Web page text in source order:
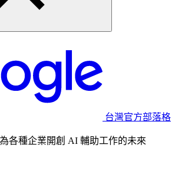
台灣官方部落格
為各種企業開創 AI 輔助工作的未來